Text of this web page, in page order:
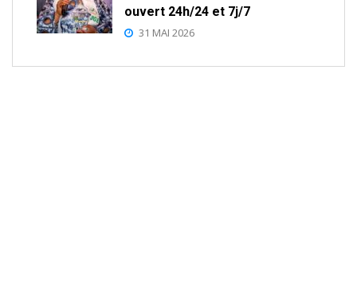
ouvert 24h/24 et 7j/7
31 MAI 2026